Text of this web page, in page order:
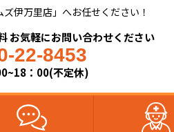
伊万里店」へお任せください！
お気軽にお問い合わせください
22-8453
：00(不定休)